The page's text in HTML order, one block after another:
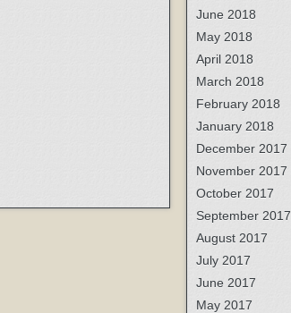
June 2018
May 2018
April 2018
March 2018
February 2018
January 2018
December 2017
November 2017
October 2017
September 2017
August 2017
July 2017
June 2017
May 2017